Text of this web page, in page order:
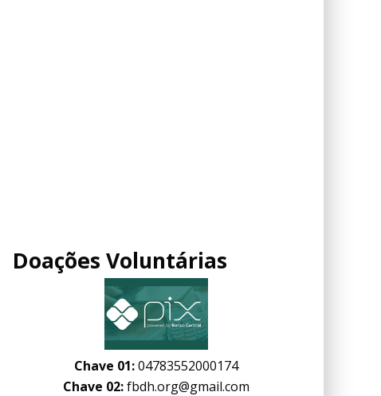
Doações Voluntárias
Chave 01:04783552000174
Chave 02:fbdh.org@gmail.com